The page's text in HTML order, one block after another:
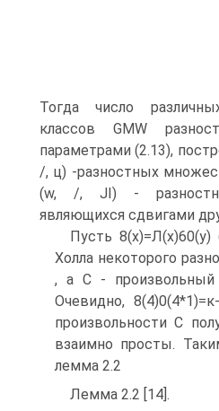
Тогда число
классов GMW
параметрами (2.13),
/, ц) -разностных
(w, /, JI) -
являющихся сдвигами
Пусть
Холла некоторого
, а C -
Очевидно,
произвольности C
взаимно просты.
лемма 2.2
Лемма 2.2 [14].